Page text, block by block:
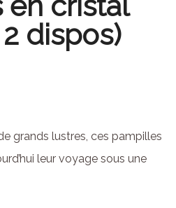
dispos)
grands lustres, ces pampilles
leur voyage sous une